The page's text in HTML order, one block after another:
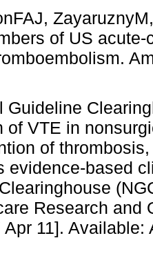
of US
Guideline
of VTE in
of
evidence-based
Research and
Apr 11].